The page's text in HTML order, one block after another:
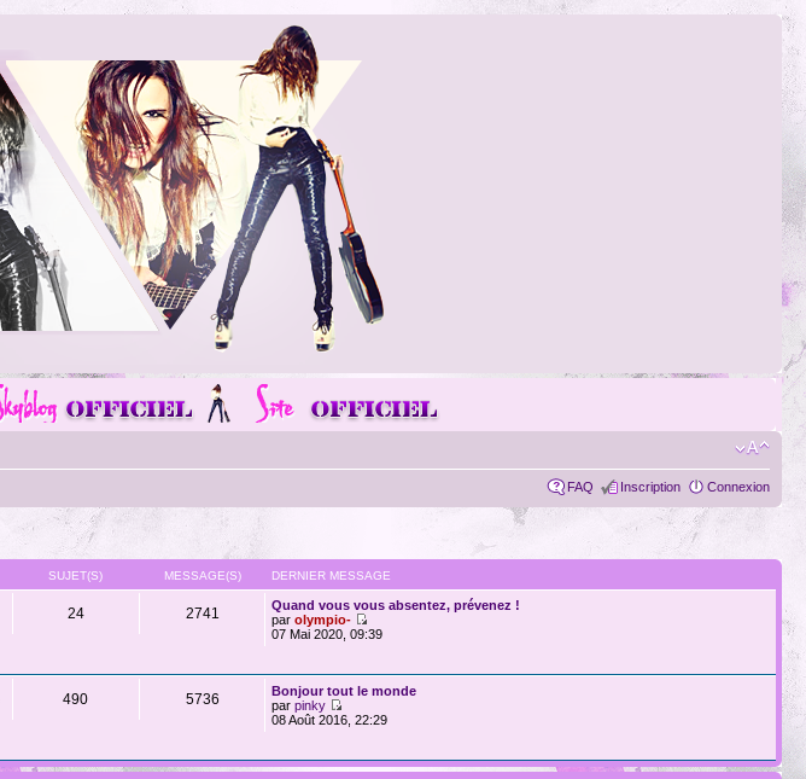
FAQ Inscription Connexion
SUJET(S) MESSAGE(S) DERNIER MESSAGE
24 2741
Quand vous vous absentez, prévenez !
parolympio-
07 Mai 2020, 09:39
490 5736
Bonjour tout le monde
parpinky
08 Août 2016, 22:29